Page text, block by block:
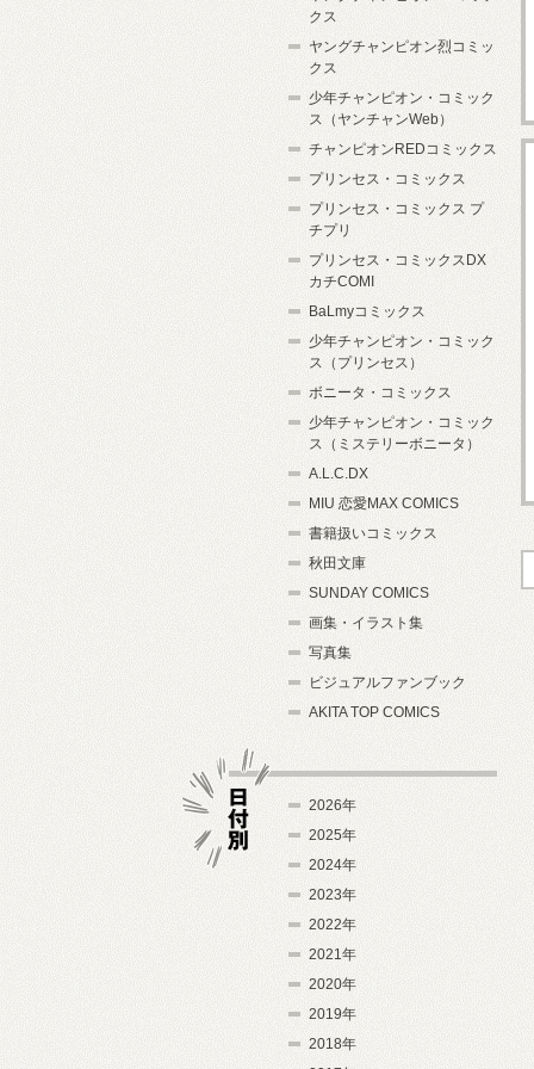
クス
ヤングチャンピオン烈コミッ
クス
少年チャンピオン・コミック
ス（ヤンチャンWeb）
チャンピオンREDコミックス
プリンセス・コミックス
プリンセス・コミックス プ
チプリ
プリンセス・コミックスDX
カチCOMI
BaLmyコミックス
少年チャンピオン・コミック
ス（プリンセス）
ボニータ・コミックス
少年チャンピオン・コミック
ス（ミステリーボニータ）
A.L.C.DX
MIU 恋愛MAX COMICS
書籍扱いコミックス
秋田文庫
SUNDAY COMICS
画集・イラスト集
写真集
ビジュアルファンブック
AKITA TOP COMICS
2026年
2025年
2024年
2023年
2022年
2021年
2020年
2019年
2018年